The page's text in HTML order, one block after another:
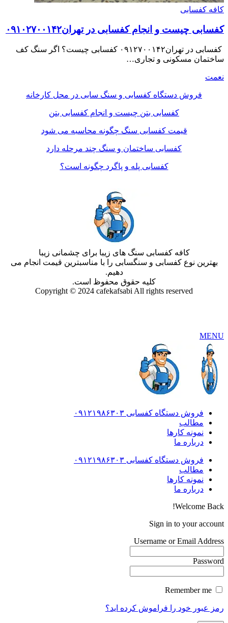
کافه کفسابی
کفسابی چیست و انجام کفسابی در تهران۰۹۱۰۲۷۰۰۱۴۲
کفسابی در تهران۰۹۱۲۷۰۰۱۴۲ کفسابی چیست؟ اگر سنگ کف
ساختمان مسکونی و تجاری…
نعمت
فروش دستگاه کفسابی و سنگ سابی در محل کارخانه
کفسابی بتن چیست و انجام کفسابی بتن
قیمت کفسابی سنگ چگونه محاسبه می شود
کفسابی ساختمان و سنگ چند مرحله دارد
کفسابی پله و پاگرد چگونه است؟
کافه کفسابی سنگ های زیبا برای چشمانی زیبا
بهترین نوع کفسابی و سنگسابی را با مناسبترین قیمت انجام می
دهیم.
کلیه حقوق محفوظ است.
Copyright © 2024 cafekafsabi All rights reserved
MENU
فروش دستگاه کفسابی ۰۹۱۲۱۹۸۶۳۰۳
مطالب
نمونه کارها
درباره ما
فروش دستگاه کفسابی ۰۹۱۲۱۹۸۶۳۰۳
مطالب
نمونه کارها
درباره ما
Welcome Back!
Sign in to your account
Username or Email Address
Password
رمز عبور خود را فراموش کرده اید؟